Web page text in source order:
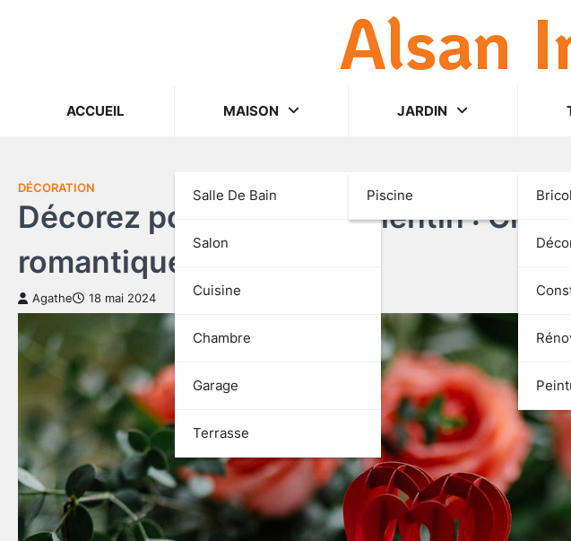
Alsan
ACCUEIL MAISON
Salle De Bain
Salon
Cuisine
Chambre
Garage
Terrasse
JARDIN
Piscine
DÉCORATION
Décorez pour la Saint-Valentin :
romantique inoubliable
Agathe 18 mai 2024